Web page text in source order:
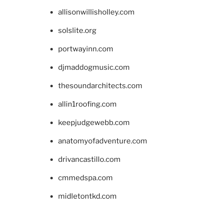
allisonwillisholley.com
solslite.org
portwayinn.com
djmaddogmusic.com
thesoundarchitects.com
allin1roofing.com
keepjudgewebb.com
anatomyofadventure.com
drivancastillo.com
cmmedspa.com
midletontkd.com